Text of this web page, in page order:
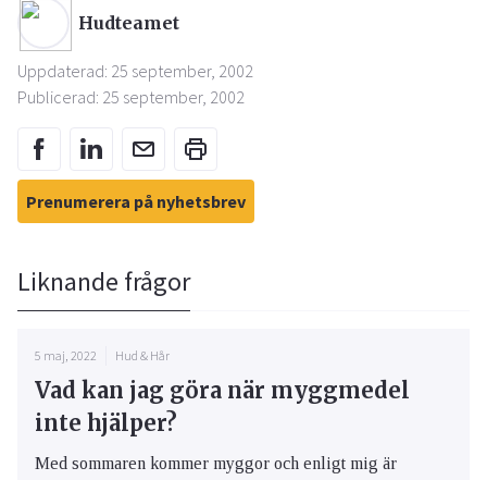
Hudteamet
Uppdaterad: 25 september, 2002
Publicerad: 25 september, 2002
Prenumerera på nyhetsbrev
Liknande frågor
5 maj, 2022 Hud & Hår
Vad kan jag göra när myggmedel
inte hjälper?
Med sommaren kommer myggor och enligt mig är